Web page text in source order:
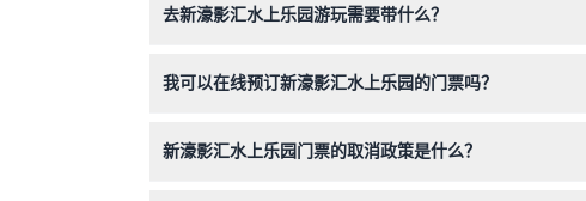
去新濠影汇水上乐园游玩需要带什么？
我可以在线预订新濠影汇水上乐园的门票吗？
新濠影汇水上乐园门票的取消政策是什么？